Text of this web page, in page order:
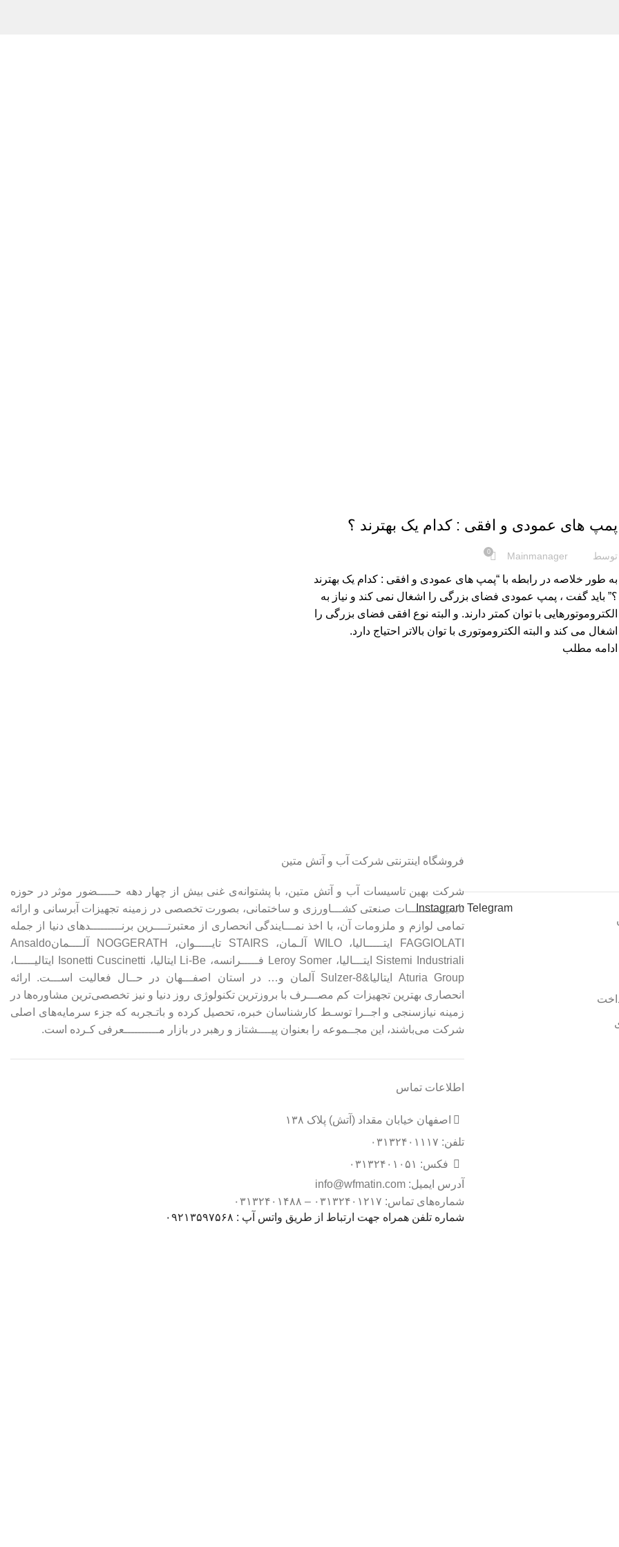
پمپ های عمودی و افقی : کدام یک بهترند ؟
توسط Mainmanager
0
به طور خلاصه در رابطه با “پمپ های عمودی و افقی : کدام یک بهترند
؟” باید گفت ، پمپ عمودی فضای بزرگی را اشغال نمی کند و نیاز به
الکتروموتورهایی با توان کمتر دارند. و البته نوع افقی فضای بزرگی را
اشغال می کند و البته الکتروموتوری با توان بالاتر احتیاج دارد.
ادامه مطلب
فروشگاه اینترنتی شرکت آب و آتش متین
شرکت بهین تاسیسات آب و آتش متین، با پشتوانه‌ی غنی بیش از چهار دهه حـــــضور موثر در حوزه
تاسیســــــــات صنعتی کشـــاورزی و ساختمانی، بصورت تخصصی در زمینه‌ تجهیزات آبرسانی و ارائه
تمامی لوازم و ملزومات آن، با اخذ نمـــایندگی انحصاری از معتبرتــــرین برنـــــــــدهای دنیا از جمله
FAGGIOLATI ایتـــــالیا، WILO آلـمان، STAIRS تایـــــوان، NOGGERATH آلــــمانAnsaldo
Sistemi Industriali ایتـــالیا، Leroy Somer فـــــرانسه، Li-Be ایتالیا، Isonetti Cuscinetti ایتالیـــــا،
Aturia Group ایتالیا&8-Sulzer آلمان و… در استان اصفـــهان در حــال فعالیت اســـت. ارائه
انحصاری بهترین تجهیزات کم مصـــرف با بروزترین تکنولوژی روز دنیا و نیز تخصصی‌ترین مشاوره‌ها در
زمینه نیازسنجی و اجــرا توسـط کارشناسان خبره، تحصیل کرده و باتـجربه که جزء سرمایه‌های اصلی
شرکت می‌باشند، این مجــموعه را بعنوان پیــــشتاز و رهبر در بازار مــــــــــعرفی کـرده‌ است.‌
اطلاعات تماس
اصفهان خیابان مقداد (آتش) پلاک ۱۳۸
تلفن: ۰۳۱۳۲۴۰۱۱۱۷
فکس: ۰۳۱۳۲۴۰۱۰۵۱
آدرس ایمیل: info@wfmatin.com
شماره‌های تماس: ۰۳۱۳۲۴۰۱۲۱۷ – ۰۳۱۳۲۴۰۱۴۸۸
شماره تلفن همراه جهت ارتباط از طریق واتس آپ : ۰۹۲۱۳۵۹۷۵۶۸
Instagram Telegram